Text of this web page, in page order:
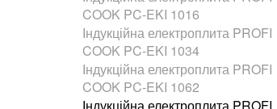
COOK PC-EKI 1016
Індукційна електроплита PROFI
COOK PC-EKI 1034
Індукційна електроплита PROFI
COOK PC-EKI 1062